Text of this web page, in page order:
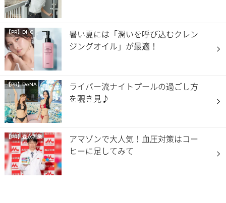
【PR】DHC
暑い夏には「潤いを呼び込むクレン
ジングオイル」が最適！
【PR】DeNA
ライバー流ナイトプールの過ごし方
を覗き見♪
【PR】森永乳業
アマゾンで大人気！血圧対策はコー
ヒーに足してみて